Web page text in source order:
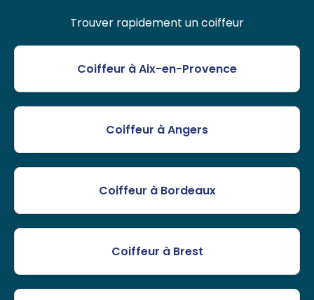
Trouver rapidement un coiffeur
Coiffeur à Aix-en-Provence
Coiffeur à Angers
Coiffeur à Bordeaux
Coiffeur à Brest